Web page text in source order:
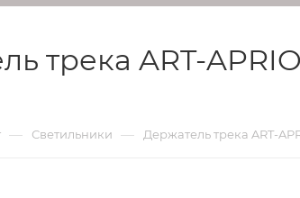
трека ART-
— Светильники — Держатель трека ART-